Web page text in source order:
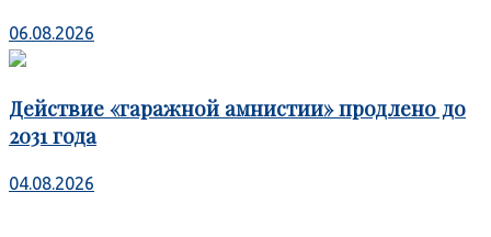
06.08.2026
Действие «гаражной амнистии» продлено до
2031 года
04.08.2026